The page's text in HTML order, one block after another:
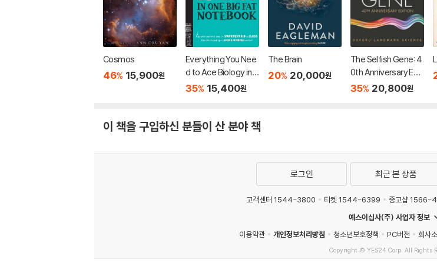
Cosmos
46% 15,900원
Everything You Nee
d to Ace Biology in
One Big Fat Notebo
35% 15,400원
The Brain
20% 20,000원
The Selfish Gene: 4
0th Anniversary Edit
ion
35% 20,800원
이 책을 구입하신 분들이 산 분야 책
로그인 최근 본 상품
고객센터 1544-3800 티켓 1544-6399 중고샵 1566-
예스이십사(주) 사업자 정보
이용약관
개인정보처리방침 청소년보호정책 PC버전 회사
Copyright © YES24 Corp. All Rights